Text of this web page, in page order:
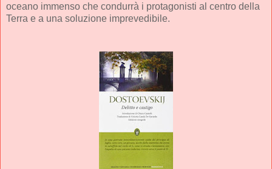
oceano immenso che condurrà i protagonisti al centro della
Terra e a una soluzione imprevedibile.